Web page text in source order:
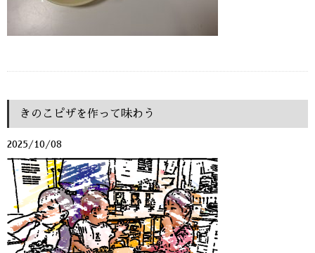
きのこピザを作って味わう
2025/10/08